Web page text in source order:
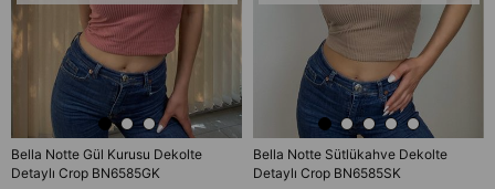
Bella Notte Gül Kurusu Dekolte
Detaylı Crop BN6585GK
Bella Notte Sütlükahve Dekolte
Detaylı Crop BN6585SK